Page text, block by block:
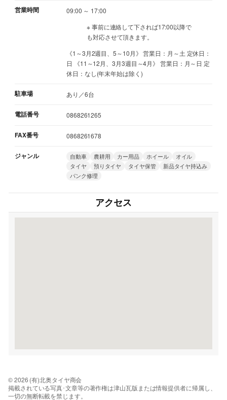
営業時間
09:00 ～ 17:00
※ 事前に連絡して下されば17:00以降で
も対応させて頂きます。
《1～3月2週目、5～10月》 営業日：月～土 定休日：
日 《11～12月、3月3週目～4月》 営業日：月～日 定
休日：なし(年末年始は除く)
駐車場 あり／6台
電話番号 0868261265
FAX番号 0868261678
ジャンル 自動車 農耕用 カー用品 ホイール
オイル
タイヤ
預りタイヤ タイヤ保管
新品タイヤ持込み
パンク修理
アクセス
© 2026 (有)北奥タイヤ商会
掲載されている写真･文章等の著作権は津山瓦版または情報提供者に帰属し、
一切の無断転載を禁じます。